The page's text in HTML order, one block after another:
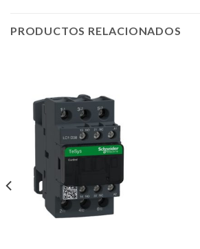
PRODUCTOS RELACIONADOS